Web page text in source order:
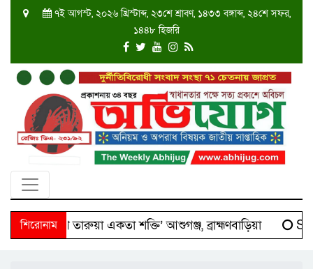
৭ই আগস্ট, ২০২৬ খ্রিস্টাব্দ, ২৩শে শ্রাবণ, ১৪৩৩ বঙ্গাব্দ, ২৪শে সফর,
১৪৪৮ হিজরি
শিরোনাম
‘দক্ষিণ তারুয়া একতা শক্তি’ আশুগঞ্জ, ব্রাহ্মণবাড়িয়া